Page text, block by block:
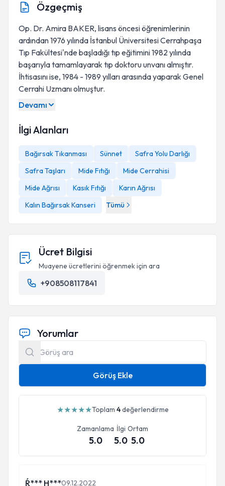
Özgeçmiş
Op. Dr. Amira BAKER, lisans öncesi öğrenimlerinin
ardından 1976 yılında İstanbul Üniversitesi Cerrahpaşa
Tıp Fakültesi'nde başladığı tıp eğitimini 1982 yılında
başarıyla tamamlayarak tıp doktoru unvanı almıştır.
İhtisasını ise, 1984 - 1989 yılları arasında yaparak Genel
Cerrahi Uzmanı olmuştur.
Devamı
İlgi Alanları
Bağırsak Tıkanması Sünnet
Safra Yolu Darlığı
Safra Taşları
Mide Fıtığı
Mide Cerrahisi
Mide Ağrısı
Kasık Fıtığı
Karın Ağrısı
Kalın Bağırsak Kanseri
Tümü
Ücret Bilgisi
Muayene ücretlerini öğrenmek için ara
+908508117841
Yorumlar
Görüş Ekle
★★★★★Toplam 4değerlendirme
Zamanlama
5.0
İlgi
5.0
Ortam
5.0
Ŕ*** H***09.12.2022